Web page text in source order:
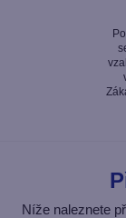
Níže naleznete